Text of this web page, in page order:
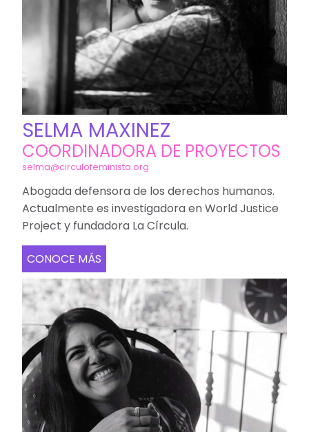
SELMA MAXINEZ
COORDINADORA DE PROYECTOS
selma@circulofeminista.org
Abogada defensora de los derechos humanos.
Actualmente es investigadora en World Justice
Project y fundadora La Círcula.
CONOCE MÁS